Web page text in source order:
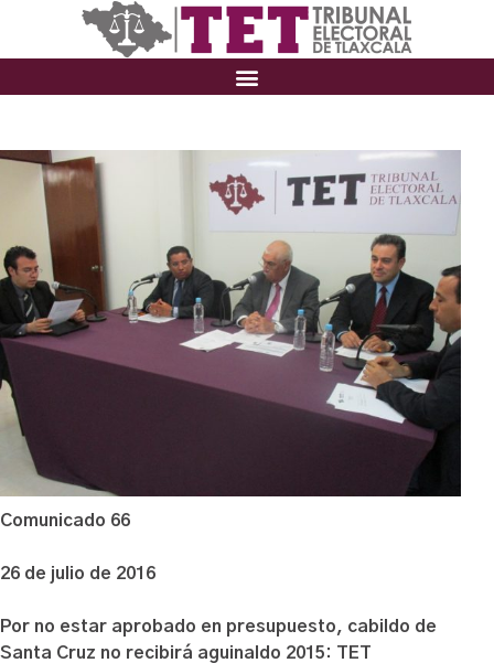
Comunicado 66
26 de julio de 2016
Por no estar aprobado en presupuesto, cabildo de
Santa Cruz no recibirá aguinaldo 2015: TET